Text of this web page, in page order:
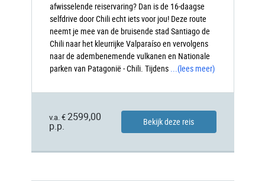
afwisselende reiservaring? Dan is de 16-daagse
selfdrive door Chili echt iets voor jou! Deze route
neemt je mee van de bruisende stad Santiago de
Chili naar het kleurrijke Valparaíso en vervolgens
naar de adembenemende vulkanen en Nationale
parken van Patagonië - Chili. Tijdens ...(lees meer)
v.a. € 2599,00
p.p.
Bekijk deze reis